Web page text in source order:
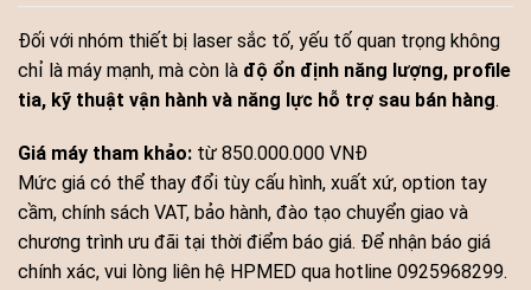
Đối với nhóm thiết bị laser sắc tố, yếu tố quan trọng không
chỉ là máy mạnh, mà còn là độ ổn định năng lượng, profile
tia, kỹ thuật vận hành và năng lực hỗ trợ sau bán hàng.
Giá máy tham khảo: từ 850.000.000 VNĐ
Mức giá có thể thay đổi tùy cấu hình, xuất xứ, option tay
cầm, chính sách VAT, bảo hành, đào tạo chuyển giao và
chương trình ưu đãi tại thời điểm báo giá. Để nhận báo giá
chính xác, vui lòng liên hệ HPMED qua hotline 0925968299.